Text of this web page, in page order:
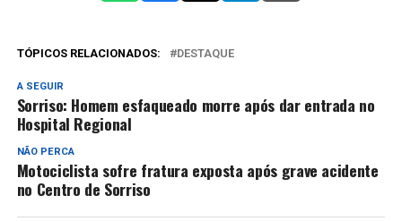
TÓPICOS RELACIONADOS: DESTAQUE
A SEGUIR
Sorriso: Homem esfaqueado morre após dar entrada no
Hospital Regional
NÃO PERCA
Motociclista sofre fratura exposta após grave acidente
no Centro de Sorriso